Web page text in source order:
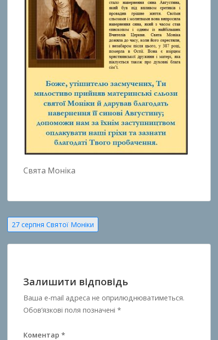
Свята Моніка
Навігація
записів
27 серпня Святої Моніки
Залишити відповідь
Ваша e-mail адреса не оприлюднюватиметься.
Обов’язкові поля позначені *
Коментар *